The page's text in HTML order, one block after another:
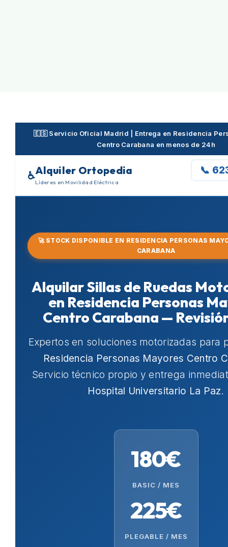
🇪🇸 Servicio Oficial Madrid | Entrega en Residencia
Centro Carabana en menos de 24h
♿Alquiler Ortopedia
Líderes en Movilidad Eléctrica
📞
🚀 STOCK DISPONIBLE EN RESIDENCIA PERSONAS
CARABANA
Alquilar Sillas de Ruedas
en Residencia Personas
Centro Carabana —
Expertos en soluciones motorizadas para
Residencia Personas Mayores Centro
Servicio técnico propio y entrega
Hospital Universitario La Paz.
180€
BASIC / MES
225€
PLEGABLE / MES